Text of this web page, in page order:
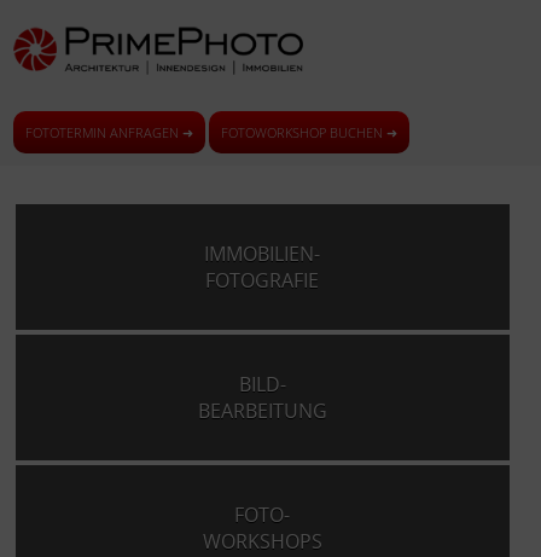
FOTOTERMIN ANFRAGEN ➜ FOTOWORKSHOP BUCHEN ➜
IMMOBILIEN-
FOTOGRAFIE
BILD-
BEARBEITUNG
FOTO-
WORKSHOPS